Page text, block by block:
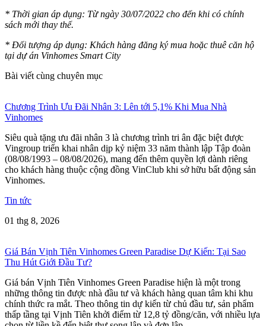
* Thời gian áp dụng: Từ ngày 30/07/2022 cho đến khi có chính
sách mới thay thế.
* Đối tượng áp dụng: Khách hàng đăng ký mua hoặc thuê căn hộ
tại dự án Vinhomes Smart City
Bài viết cùng chuyên mục
Chương Trình Ưu Đãi Nhân 3: Lên tới 5,1% Khi Mua Nhà
Vinhomes
Siêu quà tặng ưu đãi nhân 3 là chương trình tri ân đặc biệt được
Vingroup triển khai nhân dịp kỷ niệm 33 năm thành lập Tập đoàn
(08/08/1993 – 08/08/2026), mang đến thêm quyền lợi dành riêng
cho khách hàng thuộc cộng đồng VinClub khi sở hữu bất động sản
Vinhomes.
Tin tức
01 thg 8, 2026
Giá Bán Vịnh Tiên Vinhomes Green Paradise Dự Kiến: Tại Sao
Thu Hút Giới Đầu Tư?
Giá bán Vịnh Tiên Vinhomes Green Paradise hiện là một trong
những thông tin được nhà đầu tư và khách hàng quan tâm khi khu
chính thức ra mắt. Theo thông tin dự kiến từ chủ đầu tư, sản phẩm
thấp tầng tại Vịnh Tiên khởi điểm từ 12,8 tỷ đồng/căn, với nhiều lựa